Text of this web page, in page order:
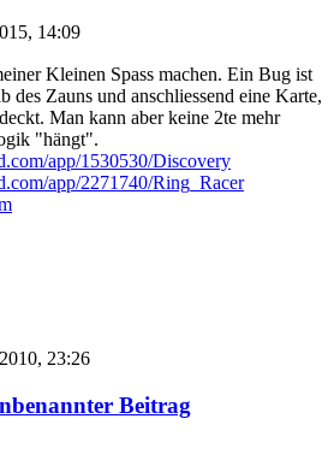
14:09
Kleinen Spass machen. Ein Bug ist
des Zauns und anschliessend eine Karte,
Man kann aber keine 2te mehr
"hängt".
app/1530530/Discovery
app/2271740/Ring_Racer
23:26
Beitrag